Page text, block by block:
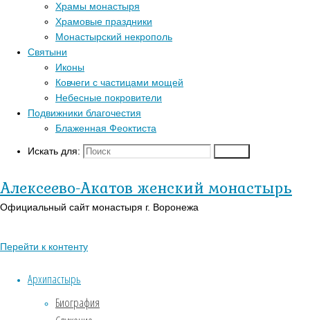
Храмы монастыря
Храмовые праздники
Монастырский некрополь
Святыни
Иконы
Ковчеги с частицами мощей
Небесные покровители
Подвижники благочестия
Блаженная Феоктиста
Искать для:
Алексеево-Акатов женский монастырь
Официальный сайт монастыря г. Воронежа
Перейти к контенту
Архипастырь
Биография
Главная
страница
Крещение
Крещение
Таинство
Крещения
совершается
в
храме
монастыря
вторникам
(в
Популярные записи
Блаженная Феоктиста
Контакты
Для паломников
История
Заказать требы
Святыни
Страницы
Духовный кант «Матерь
Духовный кант «Слава Богу
В-
Православии.рф